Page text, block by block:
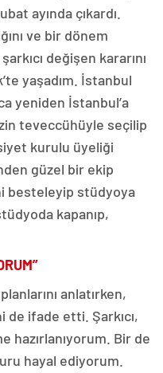
ayında çıkardı.
ve bir dönem
değişen kararını
yaşadım. İstanbul
yeniden İstanbul’a
teveccühüyle seçilip
kurulu üyeliği
güzel bir ekip
besteleyip stüdyoya
kapanıp,
anlatırken,
de ifade etti. Şarkıcı,
hazırlanıyorum. Bir de
hayal ediyorum.